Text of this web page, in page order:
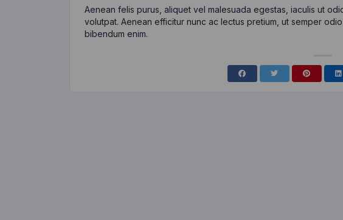
Aenean felis purus, aliquet vel malesuada egestas, iaculis ut
volutpat. Aenean efficitur nunc ac lectus pretium, ut semper
bibendum enim.